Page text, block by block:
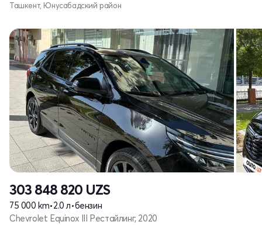
Ташкент, Юнусабадский район
303 848 820 UZS
75 000 km•2.0 л•бензин
Chevrolet Equinox III Рестайлинг, 2020